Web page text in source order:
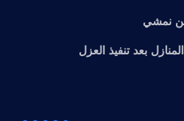
من نمشي
بعد تنفيذ العزل